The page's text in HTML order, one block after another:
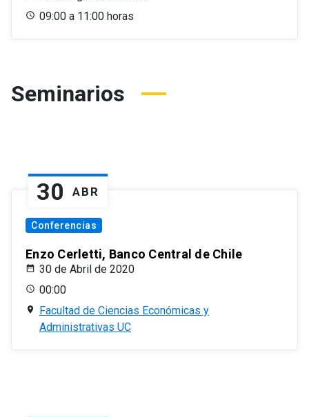
09:00 a 11:00 horas
Seminarios
30 ABR
Conferencias
Enzo Cerletti, Banco Central de Chile
30 de Abril de 2020
00:00
Facultad de Ciencias Económicas y
Administrativas UC